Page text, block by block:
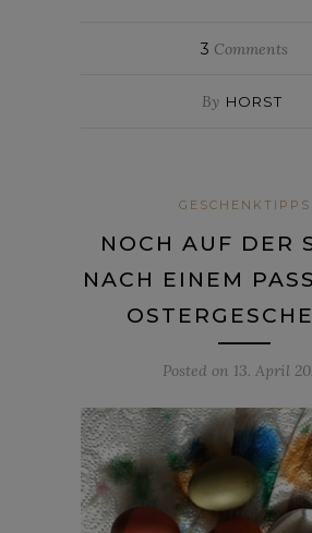
3 Comments
By HORST
GESCHENKTIPPS
NOCH AUF DER
NACH EINEM
Posted on 13. April